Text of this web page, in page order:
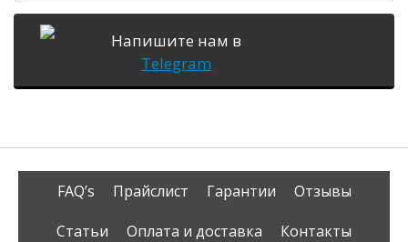
Напишите нам в
Telegram
FAQ’s Прайслист Гарантии
Отзывы
Статьи
Оплата и доставка Контакты